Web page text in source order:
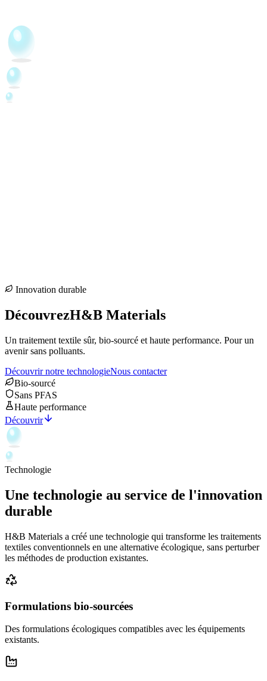
Innovation durable
DécouvrezH&B Materials
Un traitement textile sûr, bio-sourcé et haute performance. Pour un
avenir sans polluants.
Découvrir notre technologieNous contacter
Bio-sourcé
Sans PFAS
Haute performance
Découvrir
Technologie
Une technologie au service de l'innovation
durable
H&B Materials a créé une technologie qui transforme les traitements
textiles conventionnels en une alternative écologique, sans perturber
les méthodes de production existantes.
Formulations bio-sourcées
Des formulations écologiques compatibles avec les équipements
existants.